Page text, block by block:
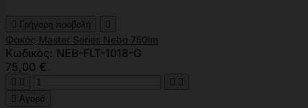
 Γρήγορη προβολή 
Φακός Master Series Nebo 750lm
Κωδικός: NEB-FLT-1018-G
75,00 €
   
 Αγορά